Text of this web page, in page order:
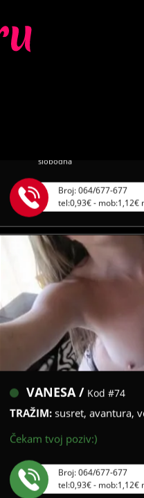
LUCIJA /
Broj: 064/677-677
tel:0,93€ - mob:1,12€
VANESA / Kod #74
TRAŽIM:
susret, avantura,
Čekam tvoj poziv:)
Broj: 064/677-677
tel:0,93€ - mob:1,12€